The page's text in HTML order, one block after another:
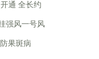
通 全长约
强风一号风
果斑病